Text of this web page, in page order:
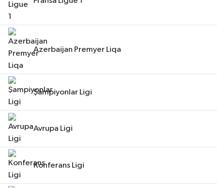
Azerbaijan Premyer Liqa
Şampiyonlar Ligi
Avrupa Ligi
Konferans Ligi